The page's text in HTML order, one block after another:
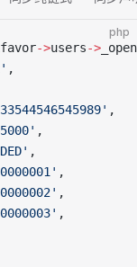
php
->users->
,
,
,
,
,
,
,